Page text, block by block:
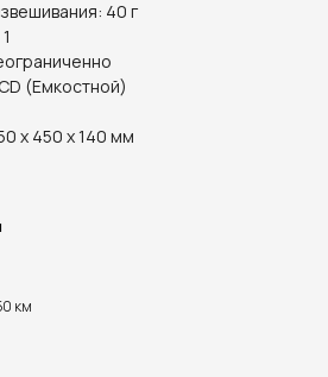
40 г
(Емкостной)
х 450 х 140 мм
км